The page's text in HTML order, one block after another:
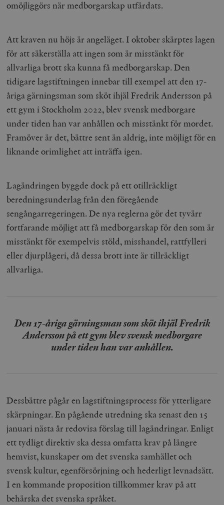
omöjliggörs när medborgarskap utfärdats.
Att kraven nu höjs är angeläget. I oktober skärptes lagen
för att säkerställa att ingen som är misstänkt för
allvarliga brott ska kunna få medborgarskap. Den
tidigare lagstiftningen innebar till exempel att den 17-
åriga gärningsman som sköt ihjäl Fredrik Andersson på
ett gym i Stockholm 2022, blev svensk medborgare
under tiden han var anhållen och misstänkt för mordet.
Framöver är det, bättre sent än aldrig, inte möjligt för en
liknande orimlighet att inträffa igen.
Lagändringen byggde dock på ett otillräckligt
beredningsunderlag från den föregående
sengångarregeringen. De nya reglerna gör det tyvärr
fortfarande möjligt att få medborgarskap för den som är
misstänkt för exempelvis stöld, misshandel, rattfylleri
eller djurplågeri, då dessa brott inte är tillräckligt
allvarliga.
Den 17-åriga gärningsman som sköt ihjäl Fredrik
Andersson på ett gym blev svensk medborgare
under tiden han var anhållen.
Dessbättre pågår en lagstiftningsprocess för ytterligare
skärpningar. En pågående utredning ska senast den 15
januari nästa år redovisa förslag till lagändringar. Enligt
ett tydligt direktiv ska dessa omfatta krav på längre
hemvist, kunskaper om det svenska samhället och
svensk kultur, egenförsörjning och hederligt levnadsätt.
I en kommande proposition tillkommer krav på att
behärska det svenska språket.